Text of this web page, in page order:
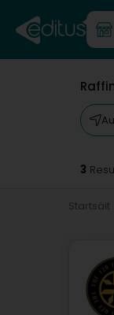
3
Startsäit